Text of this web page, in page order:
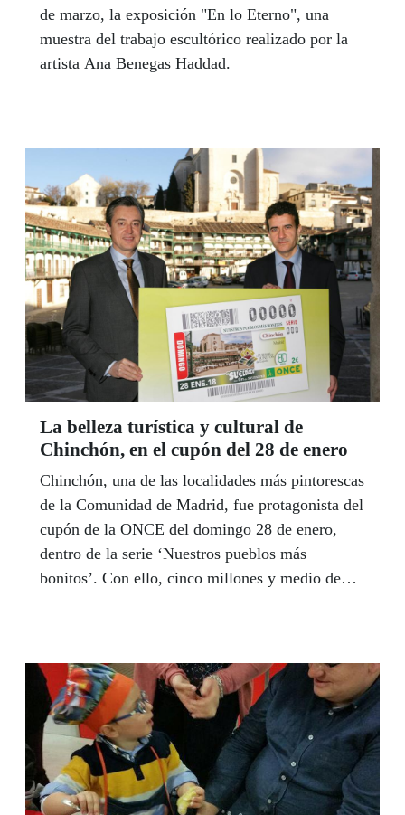
de marzo, la exposición "En lo Eterno", una
muestra del trabajo escultórico realizado por la
artista Ana Benegas Haddad.
La belleza turística y cultural de
Chinchón, en el cupón del 28 de enero
Chinchón, una de las localidades más pintorescas
de la Comunidad de Madrid, fue protagonista del
cupón de la ONCE del domingo 28 de enero,
dentro de la serie ‘Nuestros pueblos más
bonitos’. Con ello, cinco millones y medio de